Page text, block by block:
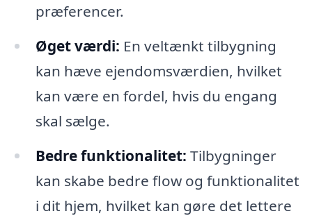
præferencer.
Øget værdi: En veltænkt tilbygning
kan hæve ejendomsværdien, hvilket
kan være en fordel, hvis du engang
skal sælge.
Bedre funktionalitet: Tilbygninger
kan skabe bedre flow og funktionalitet
i dit hjem, hvilket kan gøre det lettere